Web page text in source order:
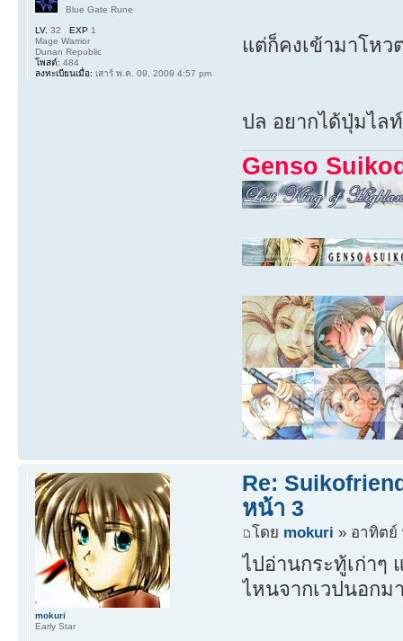
แต่ก็คงเข้ามาโห
ปล อยากได้ปุ่มไล
Genso
Blue Gate Rune
LV. 32 EXP 1
Mage Warrior
Dunan Republic
โพสต์: 484
ลงทะเบียนเมื่อ: เสาร์ พ.ค. 09, 2009 4:57 pm
Re:
หน้า 3
โดย mokuri » อาทิตย์
ไปอ่านกระทู้เก่าๆ
ไหนจากเวปนอกม
mokuri
Early Star